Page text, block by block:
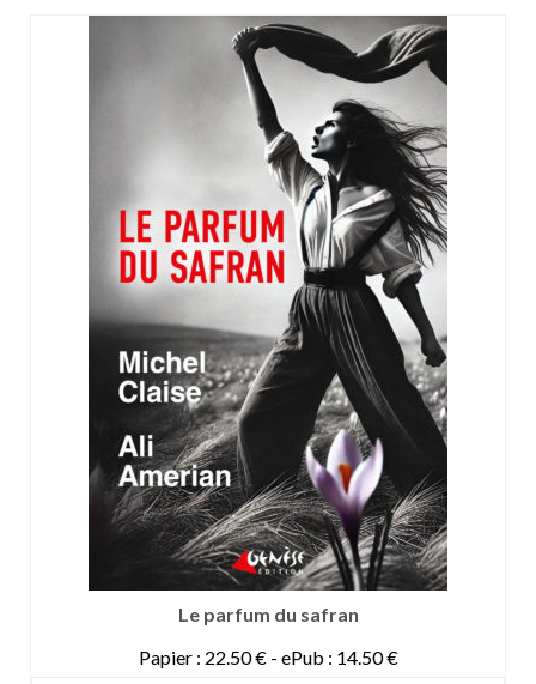
Le parfum du safran
Papier : 22.50 € - ePub : 14.50 €